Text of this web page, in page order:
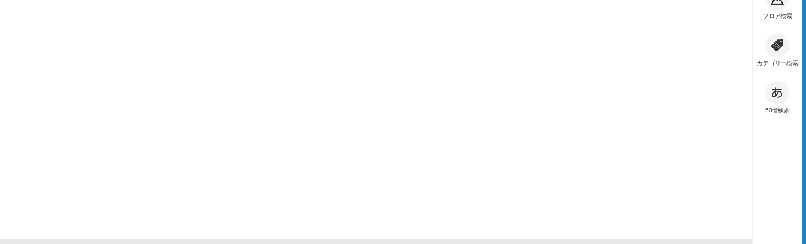
フロア検索
カテゴリー検索
50音検索